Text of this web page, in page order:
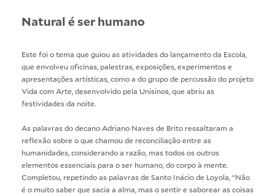
Natural é ser humano
Este foi o tema que guiou as atividades do lançamento da Escola,
que envolveu oficinas, palestras, exposições, experimentos e
apresentações artísticas, como a do grupo de percussão do projeto
Vida com Arte, desenvolvido pela Unisinos, que abriu as
festividades da noite.
As palavras do decano Adriano Naves de Brito ressaltaram a
reflexão sobre o que chamou de reconciliação entre as
humanidades, considerando a razão, mas todos os outros
elementos essenciais para o ser humano, do corpo à mente.
Completou, repetindo as palavras de Santo Inácio de Loyola, “Não
é o muito saber que sacia a alma, mas o sentir e saborear as coisas